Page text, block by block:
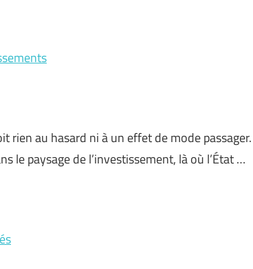
rien au hasard ni à un effet de mode passager.
le paysage de l’investissement, là où l’État …